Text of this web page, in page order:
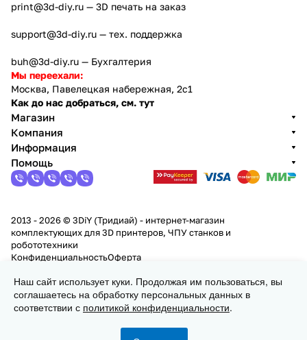
Заказать
print@3d-diy.ru — 3D печать на заказ
support@3d-diy.ru — тех. поддержка
buh@3d-diy.ru — Бухгалтерия
Мы переехали:
Москва, Павелецкая набережная, 2с1
Как до нас добраться, см. тут
Магазин
Компания
Информация
Помощь
2013 - 2026 © 3DiY (Тридиай) - интернет-магазин
комплектующих для 3D принтеров, ЧПУ станков и
робототехники
КонфиденциальностьОферта
Наш сайт использует куки. Продолжая им пользоваться, вы
соглашаетесь на обработку персональных данных в
соответствии с политикой конфиденциальности.